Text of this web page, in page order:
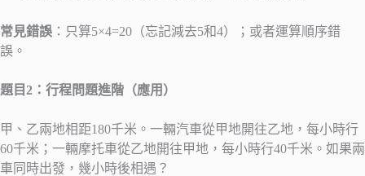
常見錯誤 ：只算5×4=20（忘記減去5和4）；或者運算順序錯
誤。
題目2：行程問題進階（應用）
甲、乙兩地相距180千米。一輛汽車從甲地開往乙地，每小時行
60千米；一輛摩托車從乙地開往甲地，每小時行40千米。如果兩
車同時出發，幾小時後相遇？